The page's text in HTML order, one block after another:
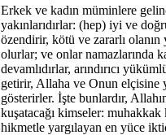
Erkek ve kadın müminlere
yakınlarıdırlar: (hep) iyi ve
özendirir, kötü ve zararlı olanın
olurlar; ve onlar namazlarında
devamlıdırlar, arındırıcı
getirir, Allaha ve Onun elçisine
gösterirler. İşte bunlardır,
kuşatacağı kimseler:
hikmetle yargılayan en yüce